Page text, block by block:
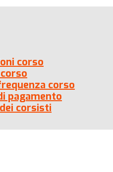
corso
corso
pagamento
corsisti